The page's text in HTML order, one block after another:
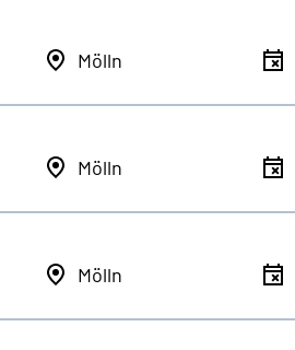
Mölln
Mölln
Mölln